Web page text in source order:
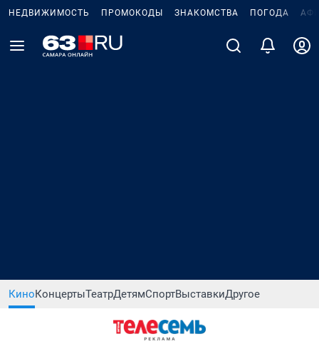
НЕДВИЖИМОСТЬ ПРОМОКОДЫ ЗНАКОМСТВА ПОГОДА
КиноКонцертыТеатрДетямСпортВыставкиДругое